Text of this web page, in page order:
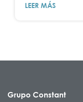
LEER MÁS
Grupo Constant